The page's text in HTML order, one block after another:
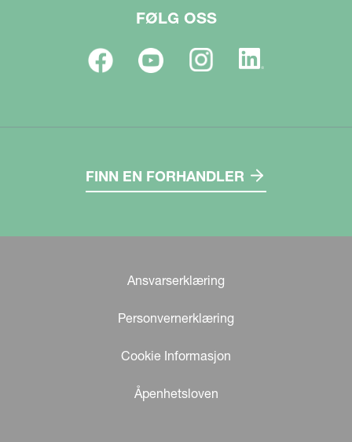
FØLG OSS
FINN EN FORHANDLER
Ansvarserklæring
Personvernerklæring
Cookie Informasjon
Åpenhetsloven